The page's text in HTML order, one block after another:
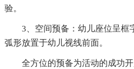
验。
3、空间预备：幼儿座位呈框
弧形放置于幼儿视线前面。
全方位的预备为活动的成功开